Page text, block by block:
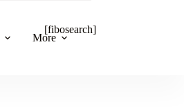
More
[fibosearch]